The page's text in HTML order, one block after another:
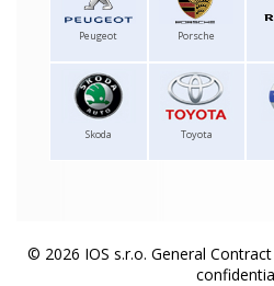
Peugeot Porsche
Skoda Toyota
© 2026 IOS s.r.o. General